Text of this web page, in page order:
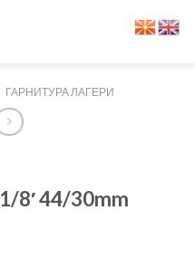
ГАРНИТУРА ЛАГЕРИ
8′ 44/30mm